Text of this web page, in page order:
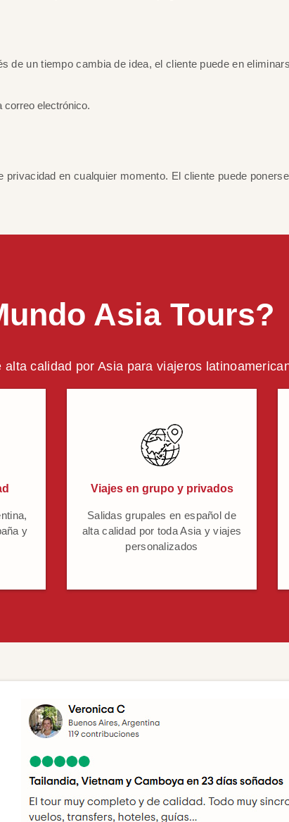
un tiempo cambia de idea, el cliente puede en
correo electrónico.
en cualquier momento. El cliente puede
Asia Tours?
calidad por Asia para viajeros
y
Viajes en grupo y privados
Salidas grupales en español de
alta calidad por toda Asia y viajes
personalizados